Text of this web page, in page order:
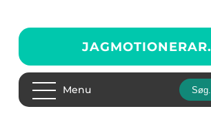
JAGMOTIONERAR.
Menu